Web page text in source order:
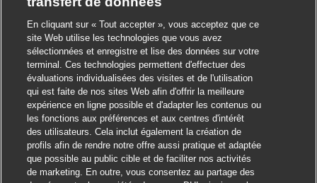
En cliquant sur « Tout accepter », vous acceptez que ce
site Web utilise les technologies que vous avez
sélectionnées et enregistre et lise des données sur votre
terminal. Ces technologies permettent d'effectuer des
évaluations individualisées des visites et de l'utilisation
qui est faite de nos sites Web afin d'offrir la meilleure
expérience en ligne possible et d'adapter les contenus ou
les fonctions aux préférences et aux centres d'intérêt
des utilisateurs. Cela inclut également la création de
profils afin de rendre notre offre aussi pratique et adaptée
que possible au public cible et de faciliter nos activités
de marketing. En outre, vous consentez au partage des